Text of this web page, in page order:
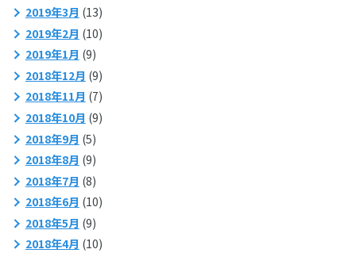
2019年3月 (13)
2019年2月 (10)
2019年1月 (9)
2018年12月 (9)
2018年11月 (7)
2018年10月 (9)
2018年9月 (5)
2018年8月 (9)
2018年7月 (8)
2018年6月 (10)
2018年5月 (9)
2018年4月 (10)